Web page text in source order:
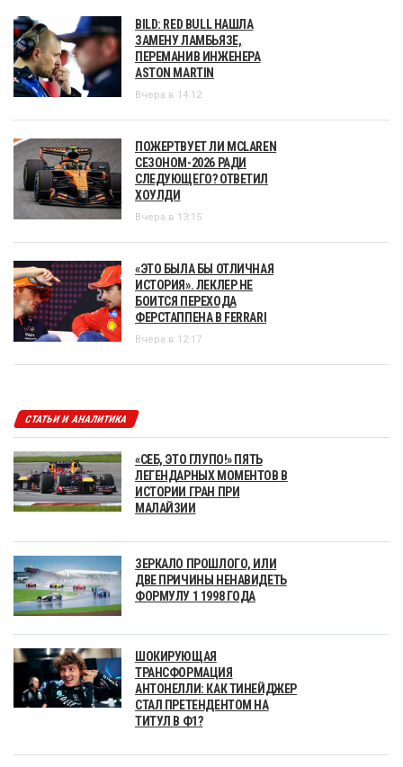
BILD: RED BULL НАШЛА
ЗАМЕНУ ЛАМБЬЯЗЕ,
ПЕРЕМАНИВ ИНЖЕНЕРА
ASTON MARTIN
Вчера в 14:12
ПОЖЕРТВУЕТ ЛИ MCLAREN
СЕЗОНОМ-2026 РАДИ
СЛЕДУЮЩЕГО? ОТВЕТИЛ
ХОУЛДИ
Вчера в 13:15
«ЭТО БЫЛА БЫ ОТЛИЧНАЯ
ИСТОРИЯ». ЛЕКЛЕР НЕ
БОИТСЯ ПЕРЕХОДА
ФЕРСТАППЕНА В FERRARI
Вчера в 12:17
СТАТЬИ И АНАЛИТИКА
«СЕБ, ЭТО ГЛУПО!» ПЯТЬ
ЛЕГЕНДАРНЫХ МОМЕНТОВ В
ИСТОРИИ ГРАН ПРИ
МАЛАЙЗИИ
ЗЕРКАЛО ПРОШЛОГО, ИЛИ
ДВЕ ПРИЧИНЫ НЕНАВИДЕТЬ
ФОРМУЛУ 1 1998 ГОДА
ШОКИРУЮЩАЯ
ТРАНСФОРМАЦИЯ
АНТОНЕЛЛИ: КАК ТИНЕЙДЖЕР
СТАЛ ПРЕТЕНДЕНТОМ НА
ТИТУЛ В Ф1?